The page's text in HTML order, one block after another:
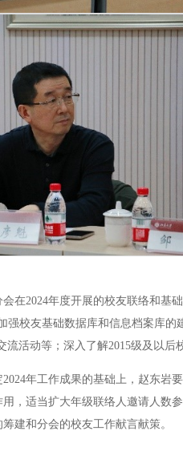
在2024年度开展的校友联络和基
强校友基础数据库和信息档案库
流活动等；深入了解2015级及以
年工作成果的基础上，赵东
，适当扩大年级联络人邀请人数
建和分会的校友工作献言献策。